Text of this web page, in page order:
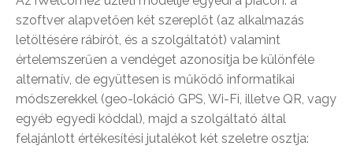
szoftver alapvetően két szereplőt (az alkalmazás
letöltésére rábírót, és a szolgáltatót) valamint
értelemszerűen a vendéget azonosítja be különféle
alternatív, de együttesen is működő informatikai
módszerekkel (geo-lokáció GPS, Wi-Fi, illetve QR, vagy
egyéb egyedi kóddal), majd a szolgáltató által
felajánlott értékesítési jutalékot két szeletre osztja: